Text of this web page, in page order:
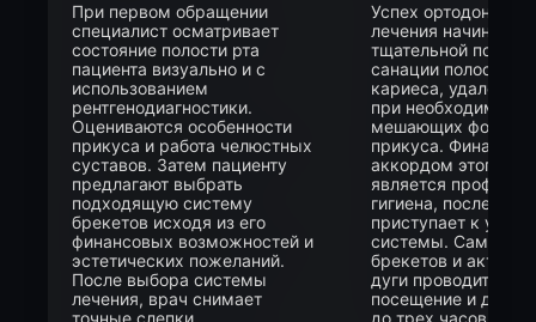
При первом обращении
специалист осматривает
состояние полости рта
пациента визуально и с
использованием
рентгенодиагностики.
Оцениваются особенности
прикуса и работа челюстных
суставов. Затем пациенту
предлагают выбрать
подходящую систему
брекетов исходя из его
финансовых возможностей и
эстетических пожеланий.
После выбора системы
лечения, врач снимает
точные слепки
Успех
лечения
тщательной
санации полости
кариеса, удаления
при
мешающих
прикуса.
аккордом этого
является
гигиена, после
приступает к
системы. Сама
брекетов и
дуги проводится
посещение и
до трех часов.